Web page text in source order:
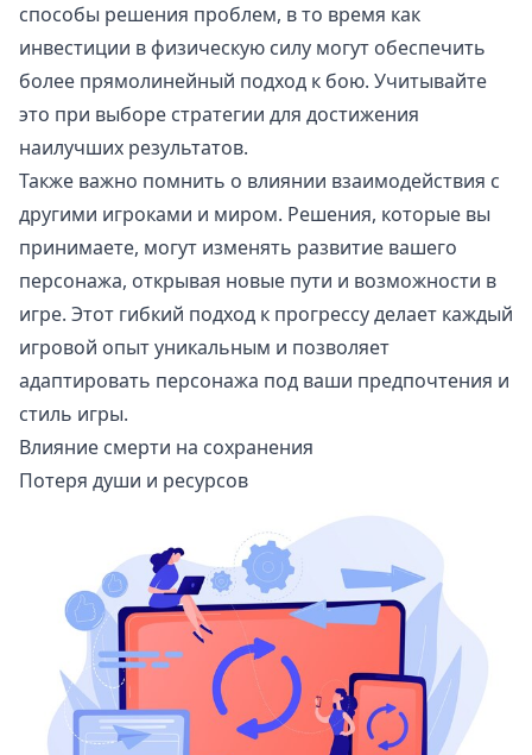
способы решения проблем, в то время как
инвестиции в физическую силу могут обеспечить
более прямолинейный подход к бою. Учитывайте
это при выборе стратегии для достижения
наилучших результатов.
Также важно помнить о влиянии взаимодействия с
другими игроками и миром. Решения, которые вы
принимаете, могут изменять развитие вашего
персонажа, открывая новые пути и возможности в
игре. Этот гибкий подход к прогрессу делает каждый
игровой опыт уникальным и позволяет
адаптировать персонажа под ваши предпочтения и
стиль игры.
Влияние смерти на сохранения
Потеря души и ресурсов